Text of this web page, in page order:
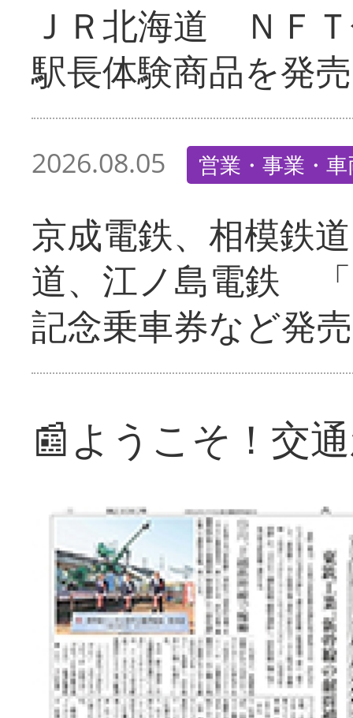
ＪＲ北海道 ＮＦ
駅長体験商品を発売
2026.08.05 営業・事業・
京成電鉄、相模鉄
道、江ノ島電鉄
記念乗車券など発売
📰ようこそ！交